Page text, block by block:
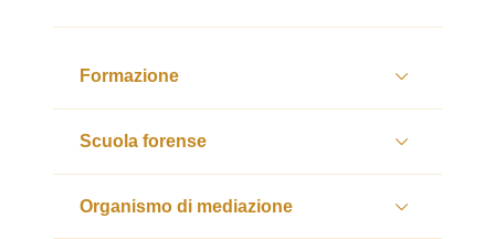
Formazione
Scuola forense
Organismo di mediazione